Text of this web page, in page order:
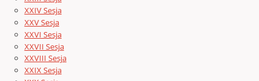
XXIV Sesja
XXV Sesja
XXVI Sesja
XXVII Sesja
XXVIII Sesja
XXIX Sesja